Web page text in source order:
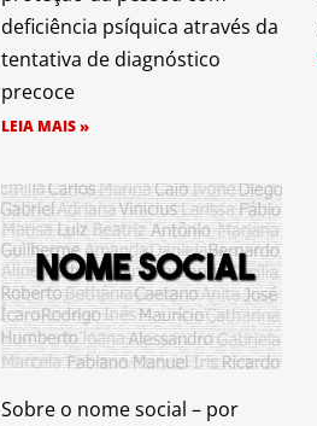
deficiência psíquica através da
tentativa de diagnóstico
precoce
LEIA MAIS »
Sobre o nome social – por